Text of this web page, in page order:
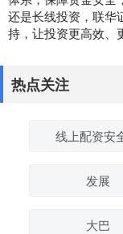
还是长线投资，联华
持，让投资更高效、
热点关注
线上配资安
发展
大巴